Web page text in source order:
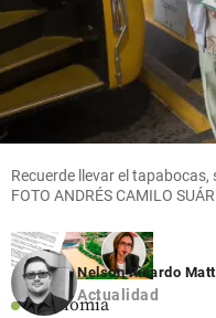
suramericano
share
primer
de
share
Economía
Recuerde llevar el
FOTO ANDRÉS CAMILO
Nelson Ricardo
Actualidad